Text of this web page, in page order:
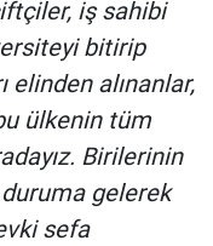
iş sahibi
bitirip
elinden alınanlar,
ülkenin tüm
Birilerinin
gelerek
sefa